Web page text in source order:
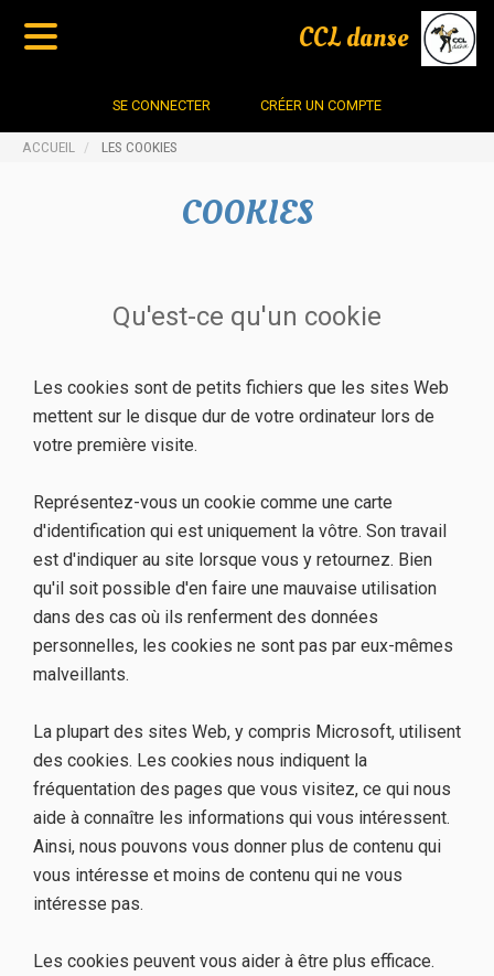
CCL danse
SE CONNECTER CRÉER UN COMPTE
ACCUEIL LES COOKIES
COOKIES
Qu'est-ce qu'un cookie
Les cookies sont de petits fichiers que les sites Web
mettent sur le disque dur de votre ordinateur lors de
votre première visite.
Représentez-vous un cookie comme une carte
d'identification qui est uniquement la vôtre. Son travail
est d'indiquer au site lorsque vous y retournez. Bien
qu'il soit possible d'en faire une mauvaise utilisation
dans des cas où ils renferment des données
personnelles, les cookies ne sont pas par eux-mêmes
malveillants.
La plupart des sites Web, y compris Microsoft, utilisent
des cookies. Les cookies nous indiquent la
fréquentation des pages que vous visitez, ce qui nous
aide à connaître les informations qui vous intéressent.
Ainsi, nous pouvons vous donner plus de contenu qui
vous intéresse et moins de contenu qui ne vous
intéresse pas.
Les cookies peuvent vous aider à être plus efficace.